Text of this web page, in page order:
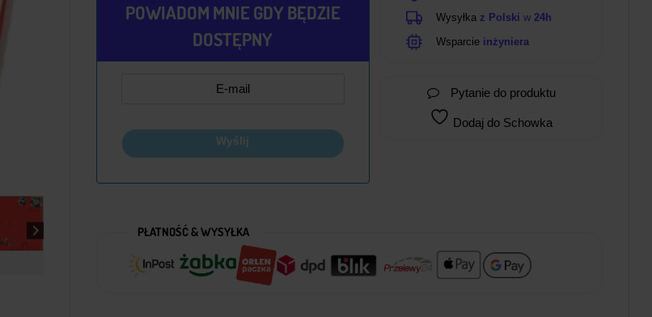
POWIADOM MNIE GDY BĘDZIE
DOSTĘPNY
Wyślij
Wysyłka z Polskiw 24h
Wsparcie inżyniera
Pytanie do produktu
Dodaj do Schowka
PŁATNOŚĆ & WYSYŁKA